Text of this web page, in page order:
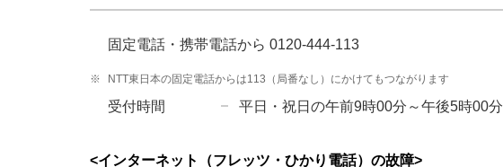
固定電話・携帯電話から 0120-444-113
※ NTT東日本の固定電話からは113（局番なし）にかけてもつながります
受付時間 平日・祝日の午前9時00分～午後5時00分
<インターネット（フレッツ・ひかり電話）の故障>